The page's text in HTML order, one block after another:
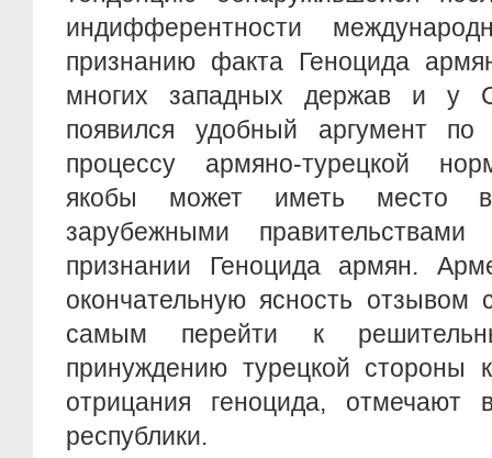
индифферентности
признанию факта Геноцида
многих западных держав и у
появился удобный аргумент
процессу армяно-турецкой
якобы может иметь место в
зарубежными
признании Геноцида армян.
окончательную ясность
самым перейти к
принуждению турецкой стороны
отрицания геноцида, отмечают
республики.